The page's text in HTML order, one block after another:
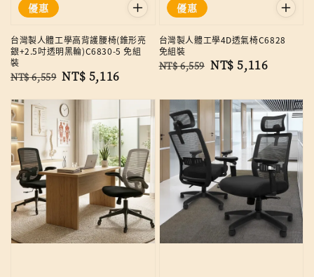
優惠
台灣製人體工學高背護腰椅(錐形亮
銀+2.5吋透明黑輪)C6830-5 免組
裝
Regular
NT$ 6,559 Sale
NT$ 5,116
優惠
台灣製人體工學4D透氣椅C6828
免組裝
Regular
NT$ 6,559 Sale
NT$ 5,116